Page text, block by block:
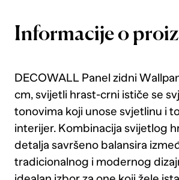
Informacije o
DECOWALL Panel zidni
cm, svijetli hrast-crni ističe se
tonovima koji unose svjetlinu i
interijer. Kombinacija svijetlog
detalja savršeno balansira
tradicionalnog i modernog